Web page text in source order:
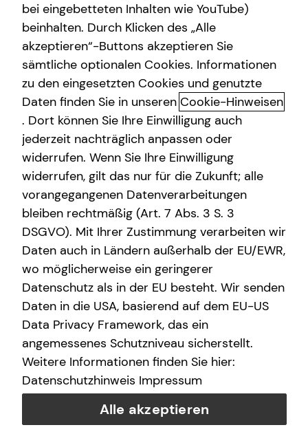
Adresse
Hausnummer
Postleitzahl
Telefonnummer
E-Mail
Nachricht
bei eingebetteten Inhalten wie YouTube)
beinhalten. Durch Klicken des „Alle
akzeptieren“-Buttons akzeptieren Sie
sämtliche optionalen Cookies. Informationen
zu den eingesetzten Cookies und genutzte
Daten finden Sie in unseren Cookie-Hinweisen
. Dort können Sie Ihre Einwilligung auch
jederzeit nachträglich anpassen oder
widerrufen. Wenn Sie Ihre Einwilligung
widerrufen, gilt das nur für die Zukunft; alle
vorangegangenen Datenverarbeitungen
bleiben rechtmäßig (Art. 7 Abs. 3 S. 3
DSGVO). Mit Ihrer Zustimmung verarbeiten wir
Daten auch in Ländern außerhalb der EU/EWR,
wo möglicherweise ein geringerer
Datenschutz als in der EU besteht. Wir senden
Daten in die USA, basierend auf dem EU-US
Data Privacy Framework, das ein
angemessenes Schutzniveau sicherstellt.
Weitere Informationen finden Sie hier:
Datenschutzhinweis Impressum
Alle akzeptieren